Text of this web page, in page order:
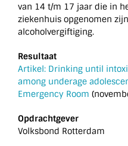
van 14 t/m 17 jaar die in
ziekenhuis opgenomen
alcoholvergiftiging.
Resultaat
Artikel: Drinking until
among underage
Emergency Room
Opdrachtgever
Volksbond Rotterdam